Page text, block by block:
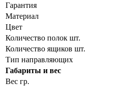
Гарантия
Материал
Цвет
Количество полок шт.
Количество ящиков шт.
Тип направляющих
Габариты и вес
Вес гр.